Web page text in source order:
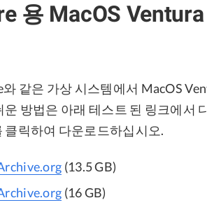
용 MacOS
같은 가상 시스템에서 MacOS
방법은 아래 테스트 된 링크에서
클릭하여 다운로드하십시오.
(13.5 GB)
(16 GB)